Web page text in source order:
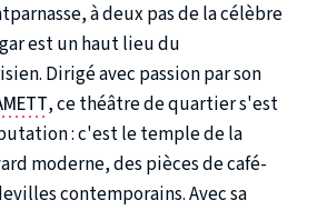
à deux pas de la célèbre
est un haut lieu du
Dirigé avec passion par son
, ce théâtre de quartier s'est
: c'est le temple de la
moderne, des pièces de café-
contemporains. Avec sa